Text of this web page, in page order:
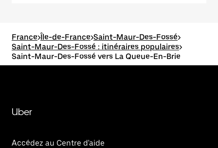
France>Île-de-France>Saint-Maur-Des-Fossé>
Saint-Maur-Des-Fossé : itinéraires populaires>
Saint-Maur-Des-Fossé vers La Queue-En-Brie
Uber
Accédez au Centre d'aide